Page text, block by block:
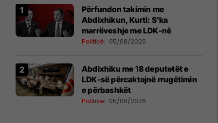
Përfundon takimin me
Abdixhikun, Kurti: S'ka
marrëveshje me LDK-në
Politikë 05/08/2026
Abdixhiku me 18 deputetët e
LDK-së përcaktojnë rrugëtimin
e përbashkët
Politikë 05/08/2026